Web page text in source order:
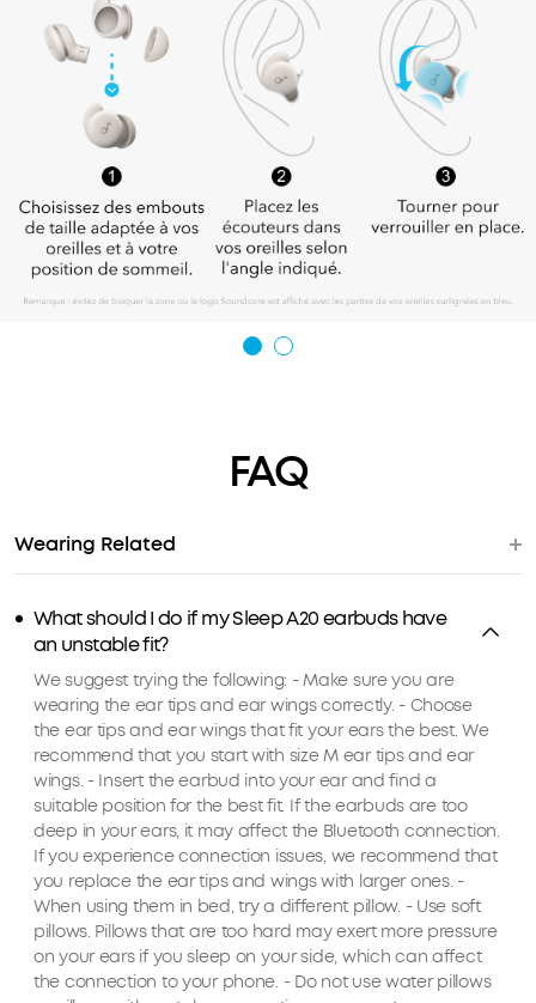
FAQ
Wearing Related
What should I do if my Sleep A20 earbuds have
an unstable fit?
We suggest trying the following: - Make sure you are
wearing the ear tips and ear wings correctly. - Choose
the ear tips and ear wings that fit your ears the best. We
recommend that you start with size M ear tips and ear
wings. - Insert the earbud into your ear and find a
suitable position for the best fit. If the earbuds are too
deep in your ears, it may affect the Bluetooth connection.
If you experience connection issues, we recommend that
you replace the ear tips and wings with larger ones. -
When using them in bed, try a different pillow. - Use soft
pillows. Pillows that are too hard may exert more pressure
on your ears if you sleep on your side, which can affect
the connection to your phone. - Do not use water pillows